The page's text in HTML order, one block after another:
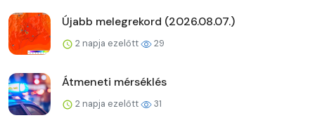
Újabb melegrekord (2026.08.07.)
2 napja ezelőtt 29
Átmeneti mérséklés
2 napja ezelőtt 31